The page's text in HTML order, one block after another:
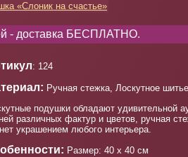
«Слоник на счастье»
- доставка БЕСПЛАТНО.
: 124
Ручная стежка, Лоскутное
подушки обладают удивительной
различных фактур и цветов, ручная
украшением любого интерьера.
Размер: 40 х 40 см